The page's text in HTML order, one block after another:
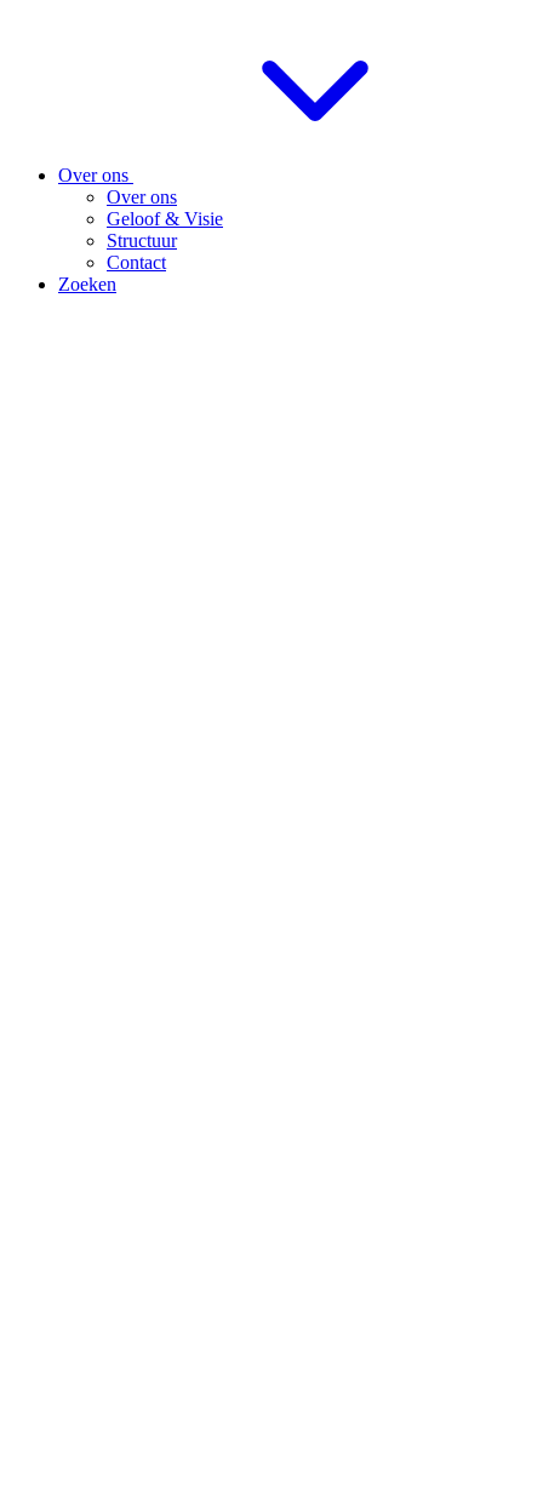
Over ons
Over ons
Geloof & Visie
Structuur
Contact
Zoeken